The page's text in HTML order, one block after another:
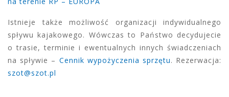
Istnieje także możliwość organizacji indywidualnego
spływu kajakowego. Wówczas to Państwo decydujecie
o trasie, terminie i ewentualnych innych świadczeniach
na spływie – Cennik wypożyczenia sprzętu. Rezerwacja:
szot@szot.pl